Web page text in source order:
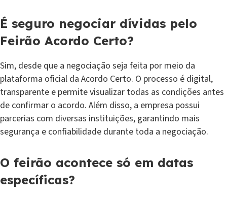
É seguro negociar dívidas pelo
Feirão Acordo Certo?
Sim, desde que a negociação seja feita por meio da
plataforma oficial da Acordo Certo. O processo é digital,
transparente e permite visualizar todas as condições antes
de confirmar o acordo. Além disso, a empresa possui
parcerias com diversas instituições, garantindo mais
segurança e confiabilidade durante toda a negociação.
O feirão acontece só em datas
específicas?